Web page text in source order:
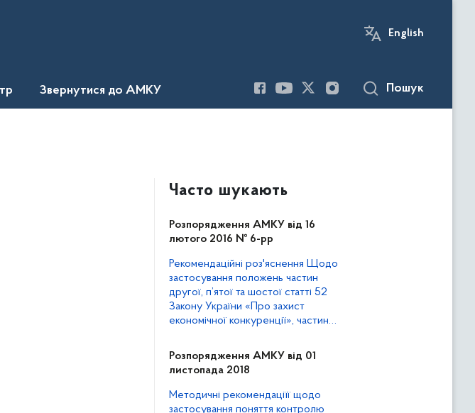
English
Звернутися до АМКУ Пошук
Часто шукають
Розпорядження АМКУ від 16
лютого 2016 № 6-рр
Рекомендаційні роз'яснення Щодо
застосування положень частин
другої, п’ятої та шостої статті 52
Закону України «Про захист
економічної конкуренції», частин
України «Про захист від
недобросовісної конкуренції»
Розпорядження АМКУ від 01
листопада 2018
Методичні рекомендаціїї щодо
застосування поняття контролю